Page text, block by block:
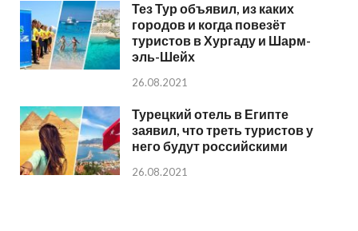
Тез Тур объявил, из каких
городов и когда повезёт
туристов в Хургаду и Шарм-
эль-Шейх
26.08.2021
Турецкий отель в Египте
заявил, что треть туристов у
него будут российскими
26.08.2021